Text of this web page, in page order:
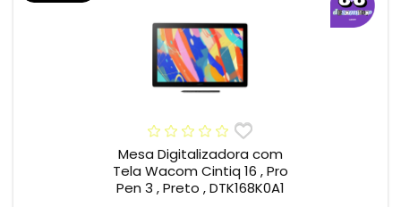
Mesa Digitalizadora com
Tela Wacom Cintiq 16 , Pro
Pen 3 , Preto , DTK168K0A1